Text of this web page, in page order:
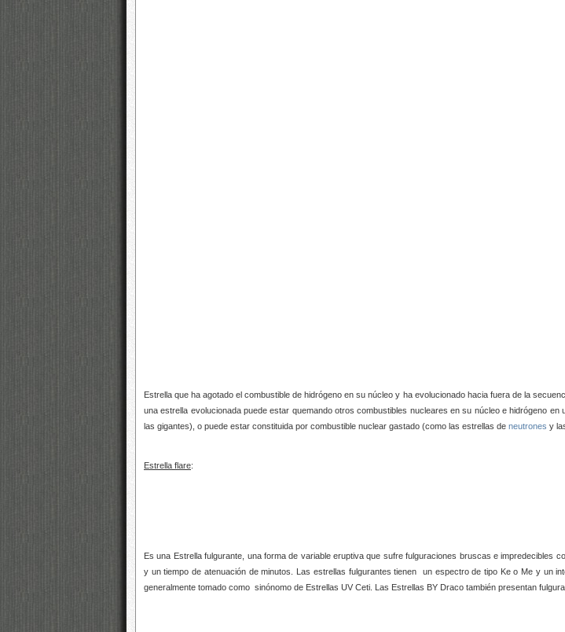
Estrella que ha agotado el combustible de hidrógeno en su núcleo y ha evolucionado hacia fuera de la
una estrella evolucionada puede estar quemando otros combustibles nucleares en su núcleo e hidrógeno en
las gigantes), o puede estar constituida por combustible nuclear gastado (como las estrellas de neutrones y
Estrella flare:
Es una Estrella fulgurante, una forma de variable eruptiva que sufre fulguraciones bruscas e impredecibles
y un tiempo de atenuación de minutos. Las estrellas fulgurantes tienen un espectro de tipo Ke o Me y un
generalmente tomado como sinónomo de Estrellas UV Ceti. Las Estrellas BY Draco también presentan